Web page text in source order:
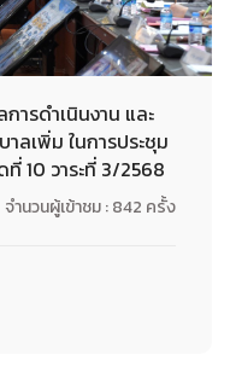
ารดำเนินงาน และ
ลเพิ่ม ในการประชุม
10 วาระที่ 3/2568
จำนวนผู้เข้าชม : 842 ครั้ง